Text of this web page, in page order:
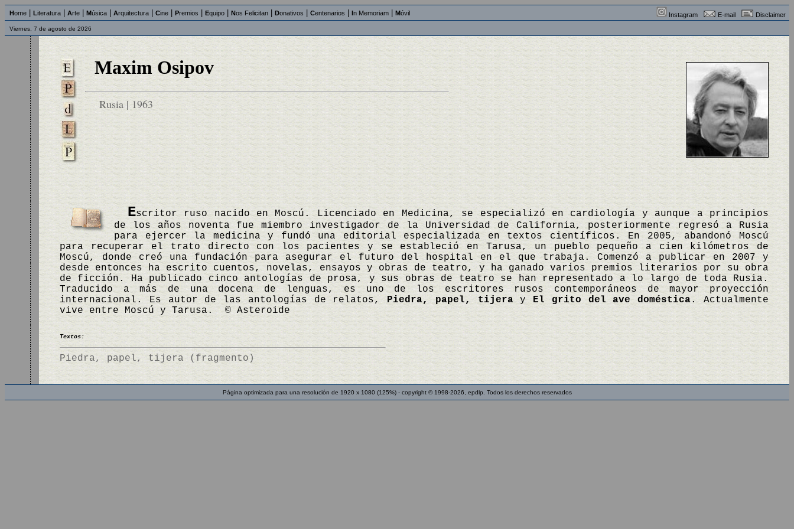
Home Literatura Arte Música Arquitectura Cine Premios Equipo Nos Felicitan Donativos Centenarios In Memoriam Móvil Instagram E-mail Disclaimer
Viernes, 7 de agosto de 2026
Maxim Osipov
Rusia | 1963
Escritor ruso nacido en Moscú. Licenciado en Medicina, se especializó en cardiología y aunque a principios
de los años noventa fue miembro investigador de la Universidad de California, posteriormente regresó a Rusia
para ejercer la medicina y fundó una editorial especializada en textos científicos. En 2005, abandonó Moscú
para recuperar el trato directo con los pacientes y se estableció en Tarusa, un pueblo pequeño a cien kilómetros de
Moscú, donde creó una fundación para asegurar el futuro del hospital en el que trabaja. Comenzó a publicar en 2007 y
desde entonces ha escrito cuentos, novelas, ensayos y obras de teatro, y ha ganado varios premios literarios por su obra
de ficción. Ha publicado cinco antologías de prosa, y sus obras de teatro se han representado a lo largo de toda Rusia.
Traducido a más de una docena de lenguas, es uno de los escritores rusos contemporáneos de mayor proyección
internacional. Es autor de las antologías de relatos, Piedra, papel, tijeray El grito del ave doméstica. Actualmente
vive entre Moscú y Tarusa. © Asteroide
Textos:
Piedra, papel, tijera (fragmento)
Página optimizada para una resolución de 1920 x 1080 (125%) - copyright © 1998-2026, epdlp. Todos los derechos reservados